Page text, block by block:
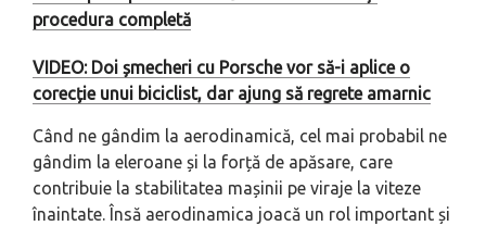
procedura completă
VIDEO: Doi șmecheri cu Porsche vor să-i aplice o
corecție unui biciclist, dar ajung să regrete amarnic
Când ne gândim la aerodinamică, cel mai probabil ne
gândim la eleroane și la forță de apăsare, care
contribuie la stabilitatea mașinii pe viraje la viteze
înaintate. Însă aerodinamica joacă un rol important și